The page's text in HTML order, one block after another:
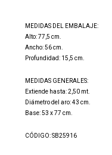
MEDIDAS DEL EMBALAJE:
Alto: 77,5 cm.
Ancho: 56 cm.
Profundidad: 15,5 cm.
MEDIDAS GENERALES:
Extiende hasta: 2,50 mt.
Diámetro del aro: 43 cm.
Base: 53 x 77 cm.
CÓDIGO: SB25916